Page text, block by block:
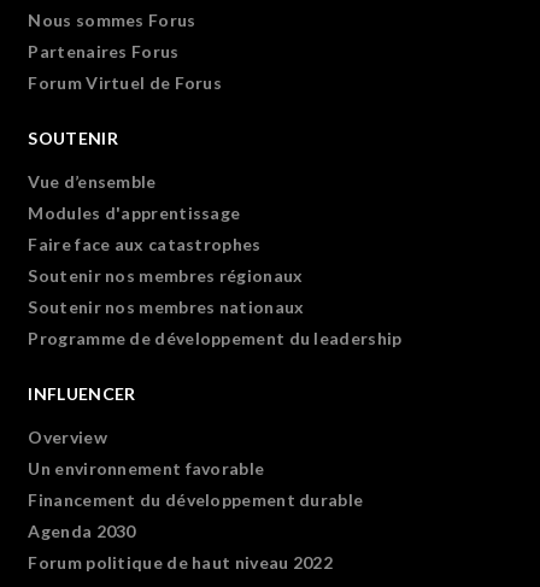
Nous sommes Forus
Partenaires Forus
Forum Virtuel de Forus
SOUTENIR
Vue d’ensemble
Modules d'apprentissage
Faire face aux catastrophes
Soutenir nos membres régionaux
Soutenir nos membres nationaux
Programme de développement du leadership
INFLUENCER
Overview
Un environnement favorable
Financement du développement durable
Agenda 2030
Forum politique de haut niveau 2022